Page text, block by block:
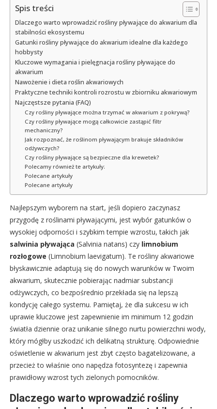
Spis treści
Dlaczego warto wprowadzić rośliny pływające do akwarium dla
stabilności ekosystemu
Gatunki rośliny pływające do akwarium idealne dla każdego
hobbysty
Kluczowe wymagania i pielęgnacja rośliny pływające do
akwarium
Nawożenie i dieta roślin akwariowych
Praktyczne techniki kontroli rozrostu w zbiorniku akwariowym
Najczęstsze pytania (FAQ)
Czy rośliny pływające można trzymać w akwarium z pokrywą?
Czy rośliny pływające mogą całkowicie zastąpić filtr
mechaniczny?
Jak rozpoznać, że roślinom pływającym brakuje składników
odżywczych?
Czy rośliny pływające są bezpieczne dla krewetek?
Polecamy również te artykuły:
Polecane artykuły
Polecane artykuły
Najlepszym wyborem na start, jeśli dopiero zaczynasz
przygodę z roślinami pływającymi, jest wybór gatunków o
wysokiej odporności i szybkim tempie wzrostu, takich jak
salwinia pływająca (Salvinia natans) czy limnobium
rozłogowe (Limnobium laevigatum). Te rośliny akwariowe
błyskawicznie adaptują się do nowych warunków w Twoim
akwarium, skutecznie pobierając nadmiar substancji
odżywczych, co bezpośrednio przekłada się na lepszą
kondycję całego systemu. Pamiętaj, że dla sukcesu w ich
uprawie kluczowe jest zapewnienie im minimum 12 godzin
światła dziennie oraz unikanie silnego nurtu powierzchni wody,
który mógłby uszkodzić ich delikatną strukturę. Odpowiednie
oświetlenie w akwarium jest zbyt często bagatelizowane, a
przecież to właśnie ono napędza fotosyntezę i zapewnia
prawidłowy wzrost tych zielonych pomocników.
Dlaczego warto wprowadzić rośliny